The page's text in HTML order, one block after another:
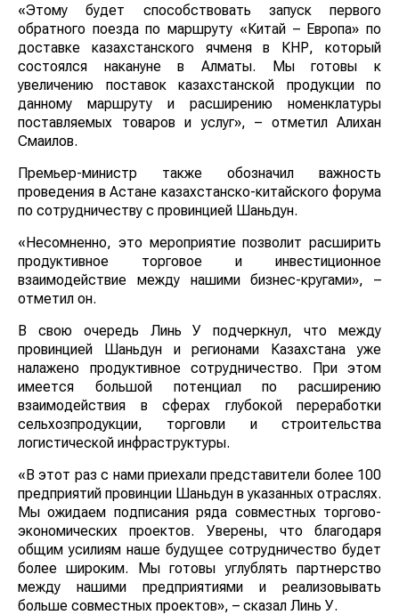
«Этому будет способствовать запуск первого
обратного поезда по маршруту «Китай – Европа» по
доставке казахстанского ячменя в КНР, который
состоялся накануне в Алматы. Мы готовы к
увеличению поставок казахстанской продукции по
данному маршруту и расширению номенклатуры
поставляемых товаров и услуг», – отметил Алихан
Смаилов.
Премьер-министр также обозначил важность
проведения в Астане казахстанско-китайского форума
по сотрудничеству с провинцией Шаньдун.
«Несомненно, это мероприятие позволит расширить
продуктивное торговое и инвестиционное
взаимодействие между нашими бизнес-кругами», –
отметил он.
В свою очередь Линь У подчеркнул, что между
провинцией Шаньдун и регионами Казахстана уже
налажено продуктивное сотрудничество. При этом
имеется большой потенциал по расширению
взаимодействия в сферах глубокой переработки
сельхозпродукции, торговли и строительства
логистической инфраструктуры.
«В этот раз с нами приехали представители более 100
предприятий провинции Шаньдун в указанных отраслях.
Мы ожидаем подписания ряда совместных торгово-
экономических проектов. Уверены, что благодаря
общим усилиям наше будущее сотрудничество будет
более широким. Мы готовы углублять партнерство
между нашими предприятиями и реализовывать
больше совместных проектов», – сказал Линь У.